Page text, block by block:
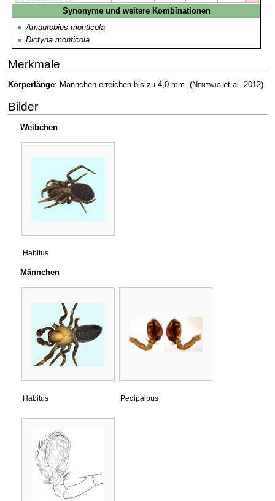
Synonyme und weitere Kombinationen
Amaurobius monticola
Dictyna monticola
Merkmale
Körperlänge: Männchen erreichen bis zu 4,0 mm. (Nentwiget al. 2012)
Bilder
Weibchen
Habitus
Männchen
Habitus Pedipalpus